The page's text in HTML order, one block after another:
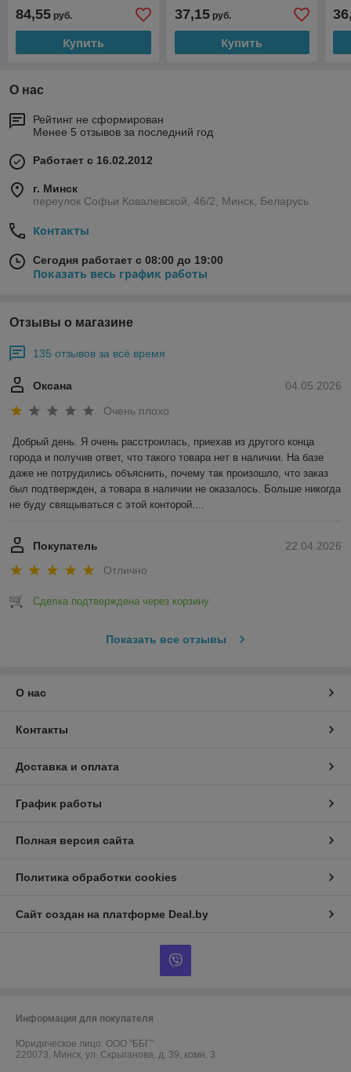
84,55 руб.
Купить
37,15руб.
Купить
О нас
Рейтинг не сформирован
Менее 5 отзывов за последний год
Работает с 16.02.2012
г. Минск
переулок Софьи Ковалевской, 46/2, Минск, Беларусь
Контакты
Сегодня работает с 08:00 до 19:00
Показать весь график работы
Отзывы о магазине
135 отзывов за всё время
04.05.2026
Оксана
Очень плохо
Добрый день. Я очень расстроилась, приехав из другого конца
города и получив ответ, что такого товара нет в наличии. На базе
даже не потрудились объяснить, почему так произошло, что заказ
был подтвержден, а товара в наличии не оказалось. Больше никогда
не буду свящываться с этой конторой....
22.04.2026
Покупатель
Отлично
Сделка подтверждена через корзину
Показать все отзывы
О нас
Контакты
Доставка и оплата
График работы
Полная версия сайта
Политика обработки cookies
Сайт создан на платформе Deal.by
Информация для покупателя
Юридическое лицо: ООО "ББГ"
220073, Минск, ул. Скрыганова, д. 39, комн. 3